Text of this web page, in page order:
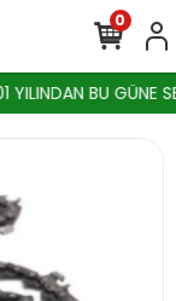
BU GÜNE
0